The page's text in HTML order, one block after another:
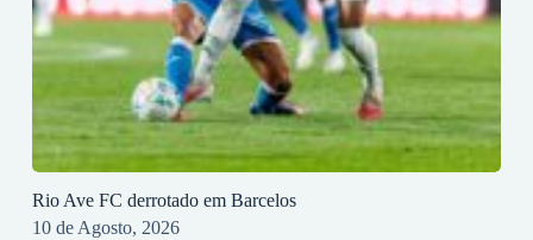
Rio Ave FC derrotado em Barcelos
10 de Agosto, 2026